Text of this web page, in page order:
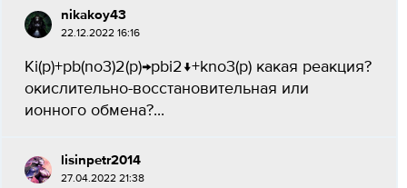
nikakoy43
22.12.2022 16:16
Ki(p)+pb(no3)2(p)→pbi2↓+kno3(p) какая реакция?
окислительно-восстановительная или
ионного обмена?...
lisinpetr2014
27.04.2022 21:38